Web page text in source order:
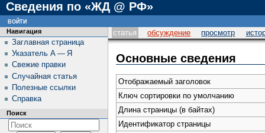
Сведения по «ЖД @ РФ»
статья обсуждение просмотр
Основные сведения
Отображаемый заголовок
Ключ сортировки по умолчанию
Длина страницы (в байтах)
Идентификатор страницы
Навигация
Заглавная страница
Указатель А — Я
Свежие правки
Случайная статья
Полезные ссылки
Справка
Поиск
войти